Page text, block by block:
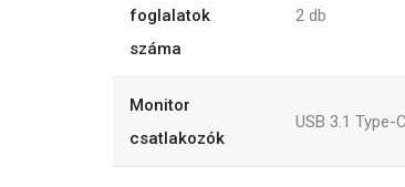
foglalatok
száma
2 db
Monitor
csatlakozók
USB 3.1 Type-